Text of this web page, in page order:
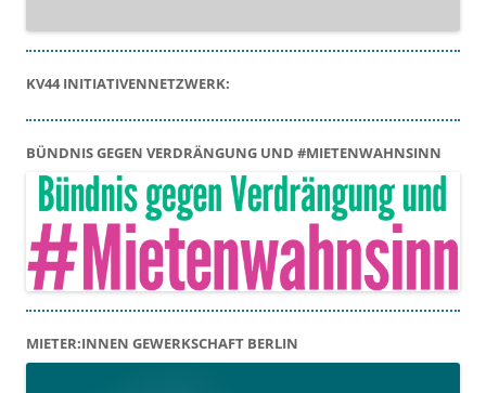
KV44 INITIATIVENNETZWERK:
BÜNDNIS GEGEN VERDRÄNGUNG UND #MIETENWAHNSINN
MIETER:INNEN GEWERKSCHAFT BERLIN